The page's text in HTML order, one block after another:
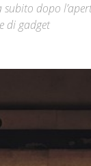
dopo
di gadget